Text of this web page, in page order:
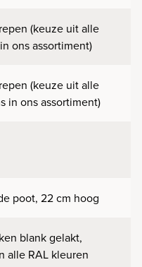
(keuze uit alle
ons assortiment)
(keuze uit alle
in ons assortiment)
poot, 22 cm hoog
blank gelakt,
alle RAL kleuren